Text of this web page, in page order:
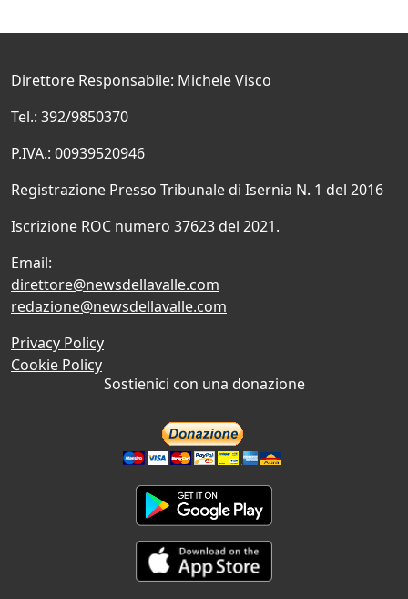
Direttore Responsabile: Michele Visco
Tel.: 392/9850370
P.IVA.: 00939520946
Registrazione Presso Tribunale di Isernia N. 1 del 2016
Iscrizione ROC numero 37623 del 2021.
Email:
direttore@newsdellavalle.com
redazione@newsdellavalle.com
Privacy Policy
Cookie Policy
Sostienici con una donazione